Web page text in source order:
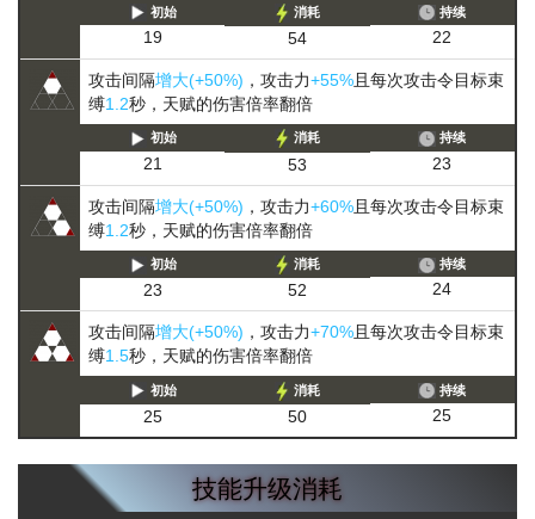
初始
19
消耗
54
持续
22
攻击间隔增大(+50%) ，攻击力+55% 且每次攻击令目标束
缚1.2秒，天赋的伤害倍率翻倍
初始
21
消耗
53
持续
23
攻击间隔增大(+50%) ，攻击力+60% 且每次攻击令目标束
缚1.2秒，天赋的伤害倍率翻倍
初始
23
消耗
52
持续
24
攻击间隔增大(+50%) ，攻击力+70% 且每次攻击令目标束
缚1.5秒，天赋的伤害倍率翻倍
初始
25
消耗
50
持续
25
技能升级消耗